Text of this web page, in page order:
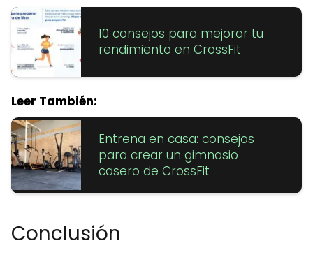
10 consejos para mejorar tu
rendimiento en CrossFit
Leer También:
Entrena en casa: consejos
para crear un gimnasio
casero de CrossFit
Conclusión